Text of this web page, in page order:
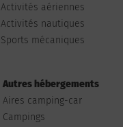
Activités aériennes
Activités nautiques
Sports mécaniques
Autres hébergements
Aires camping-car
Campings